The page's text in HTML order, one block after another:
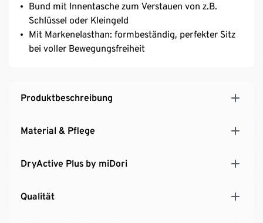
Bund mit Innentasche zum Verstauen von z.B.
Schlüssel oder Kleingeld
Mit Markenelasthan: formbeständig, perfekter Sitz
bei voller Bewegungsfreiheit
Produktbeschreibung
Material & Pflege
DryActive Plus by miDori
Qualität